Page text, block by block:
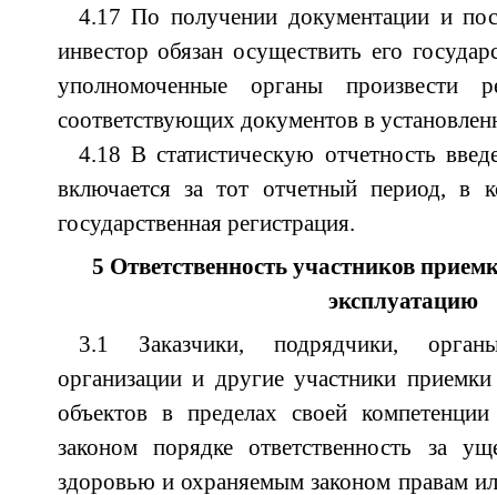
4.17 По получении документации и
инвестор обязан осуществить его
уполномоченные органы произвести
соответствующих документов в
4.18 В статистическую отчетность
включается за тот отчетный период, в
государственная регистрация.
5 Ответственность участников
эксплуатацию
3.1 Заказчики, подрядчики,
организации и другие участники
объектов в пределах своей
законом порядке ответственность за
здоровью и охраняемым законом правам